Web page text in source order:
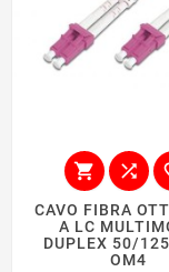
 
CAVO FIBRA
A LC
DUPLEX 50/
OM4